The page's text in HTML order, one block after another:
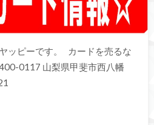
ッピーです。 カードを売るな
0117 山梨県甲斐市西八幡